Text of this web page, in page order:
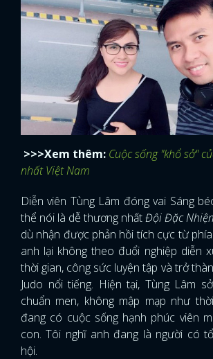
>>>Xem thêm: Cuộc sống "khổ sở"
nhất Việt Nam
Diễn viên Tùng Lâm đóng vai Sáng
thể nói là dễ thương nhấtĐội Đặc
dù nhận được phản hồi tích cực từ
anh lại không theo đuổi nghiệp diễn
thời gian, công sức luyện tập và trở
Judo nổi tiếng. Hiện tại, Tùng Lâm
chuẩn men, không mập mạp như
đang có cuộc sống hạnh phúc viên
con. Tôi nghĩ anh đang là người có
hội.